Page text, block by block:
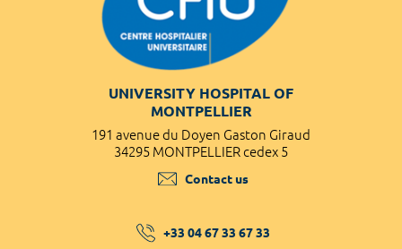
UNIVERSITY HOSPITAL OF
MONTPELLIER
191 avenue du Doyen Gaston Giraud
34295 MONTPELLIER cedex 5
Contact us
+33 04 67 33 67 33